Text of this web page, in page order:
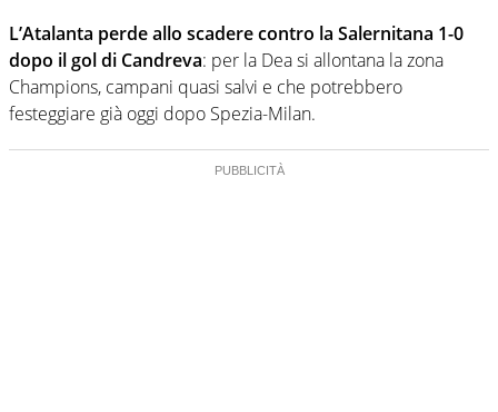
L’Atalanta perde allo scadere contro la Salernitana 1-0
dopo il gol di Candreva: per la Dea si allontana la zona
Champions, campani quasi salvi e che potrebbero
festeggiare già oggi dopo Spezia-Milan.